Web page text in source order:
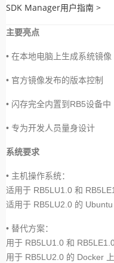
SDK Manager用户指南 >
主要亮点
• 在本地电脑上生成系统镜像
• 官方镜像发布的版本控制
• 闪存完全内置到RB5设备中
• 专为开发人员量身设计
系统要求
• 主机操作系统：
适用于 RB5LU1.0 和
适用于 RB5LU2.0 的
• 替代方案：
用于 RB5LU1.0 和
用于 RB5LU2.0 的 Docker